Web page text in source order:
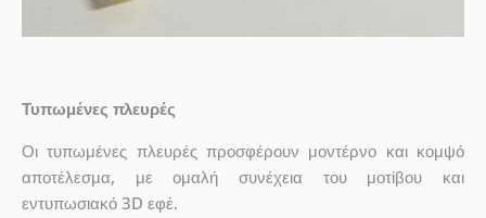
Τυπωμένες πλευρές
Οι τυπωμένες πλευρές προσφέρουν μοντέρνο και κομψό
αποτέλεσμα, με ομαλή συνέχεια του μοτίβου και
εντυπωσιακό 3D εφέ.